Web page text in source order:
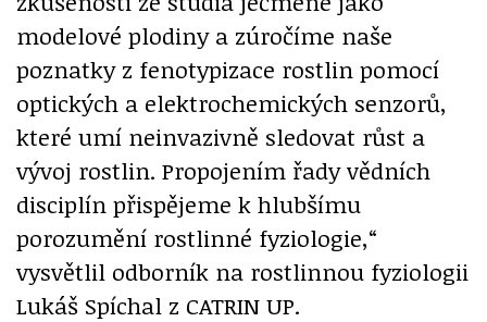
modelové plodiny a zúročíme naše
poznatky z fenotypizace rostlin pomocí
optických a elektrochemických senzorů,
které umí neinvazivně sledovat růst a
vývoj rostlin. Propojením řady vědních
disciplín přispějeme k hlubšímu
porozumění rostlinné fyziologie,“
vysvětlil odborník na rostlinnou fyziologii
Lukáš Spíchal z CATRIN UP.